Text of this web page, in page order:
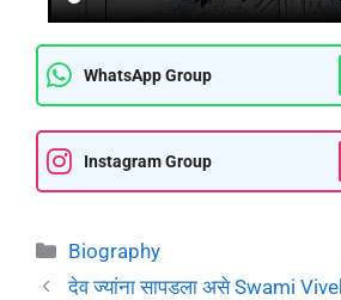
WhatsApp Group
Instagram Group
Biography
देव ज्यांना सापडला असे Swami